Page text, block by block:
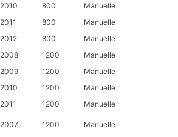
2010 800
Manuelle
2011 800
Manuelle
2012 800
Manuelle
2008 1200
Manuelle
2009 1200
Manuelle
2010 1200
Manuelle
2011 1200 Manuelle
2007 1200 Manuelle